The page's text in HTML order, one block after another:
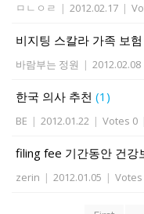
ㅁㄴㅇㄹ | 2012.02.17 |
비지팅 스칼라 가족 보
바람부는 정원 | 2012.02.08
한국 의사 추천 (1)
BE | 2012.01.22 | Votes 0
filing fee 기간동안 건강
zerin | 2012.01.05 | Votes